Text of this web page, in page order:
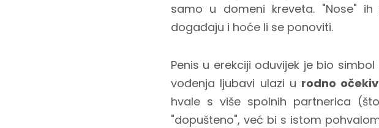
samo u domeni kreveta. "Nose"
događaju i hoće li se ponoviti.
Penis u erekciji oduvijek je bio
vođenja ljubavi ulazi u rodno
hvale s više spolnih partnerica
"dopušteno", već bi s istom